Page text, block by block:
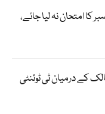
امتحان نہ لیا جائے،
ممالک کے درمیان ٹی ٹوئنٹی